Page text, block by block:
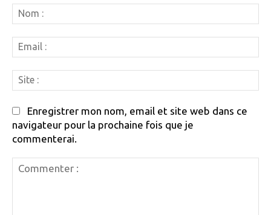
:
:
:
Enregistrer mon nom, email et site web dans ce
navigateur pour la prochaine fois que je
commenterai.